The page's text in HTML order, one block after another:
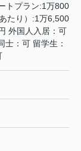
トプラン:1万800
たり）:1万6,500
外国人入居：可
士：可 留学生：